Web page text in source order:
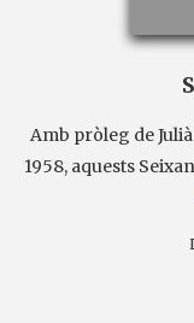
Amb pròleg de
1958, aquests